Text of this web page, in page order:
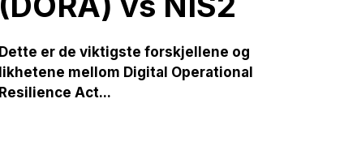
Dette er de viktigste forskjellene og
likhetene mellom Digital Operational
Resilience Act...